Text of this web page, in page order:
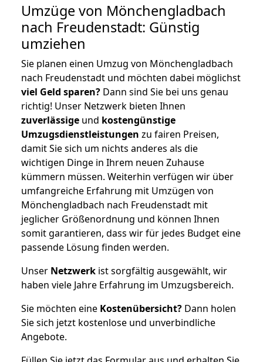
Umzüge von Mönchengladbach
nach Freudenstadt: Günstig
umziehen
Sie planen einen Umzug von Mönchengladbach
nach Freudenstadt und möchten dabei möglichst
viel Geld sparen? Dann sind Sie bei uns genau
richtig! Unser Netzwerk bieten Ihnen
zuverlässige und kostengünstige
Umzugsdienstleistungen zu fairen Preisen,
damit Sie sich um nichts anderes als die
wichtigen Dinge in Ihrem neuen Zuhause
kümmern müssen. Weiterhin verfügen wir über
umfangreiche Erfahrung mit Umzügen von
Mönchengladbach nach Freudenstadt mit
jeglicher Größenordnung und können Ihnen
somit garantieren, dass wir für jedes Budget eine
passende Lösung finden werden.
Unser Netzwerk ist sorgfältig ausgewählt, wir
haben viele Jahre Erfahrung im Umzugsbereich.
Sie möchten eine Kostenübersicht? Dann holen
Sie sich jetzt kostenlose und unverbindliche
Angebote.